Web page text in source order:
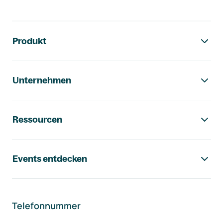
Produkt
Unternehmen
Ressourcen
Events entdecken
Telefonnummer